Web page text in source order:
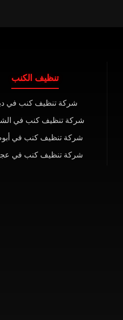
تنظيف الكنب
شركة تنظيف كنب في
شركة تنظيف كنب في
شركة تنظيف كنب في
شركة تنظيف كنب في